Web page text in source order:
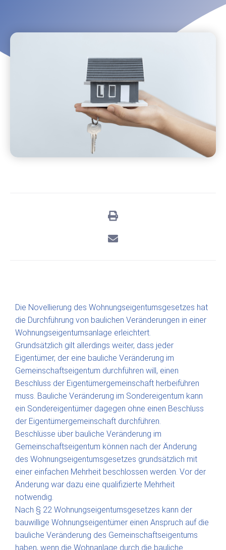
Die Novellierung des Wohnungseigentumsgesetzes hat
die Durchführung von baulichen Veränderungen in einer
Wohnungseigentumsanlage erleichtert.
Grundsätzlich gilt allerdings weiter, dass jeder
Eigentümer, der eine bauliche Veränderung im
Gemeinschaftseigentum durchführen will, einen
Beschluss der Eigentümergemeinschaft herbeiführen
muss. Bauliche Veränderung im Sondereigentum kann
ein Sondereigentümer dagegen ohne einen Beschluss
der Eigentümergemeinschaft durchführen.
Beschlüsse über bauliche Veränderung im
Gemeinschaftseigentum können nach der Änderung
des Wohnungseigentumsgesetzes grundsätzlich mit
einer einfachen Mehrheit beschlossen werden. Vor der
Änderung war dazu eine qualifizierte Mehrheit
notwendig.
Nach § 22 Wohnungseigentumsgesetzes kann der
bauwillige Wohnungseigentümer einen Anspruch auf die
bauliche Veränderung des Gemeinschaftseigentums
haben, wenn die Wohnanlage durch die bauliche